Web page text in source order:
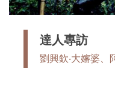
達人專訪
劉興欽‧大嬸婆、